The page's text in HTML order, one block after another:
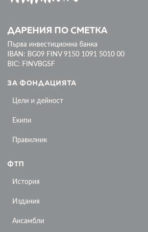
ДАРЕНИЯ ПО СМЕТКА
Първа инвестиционна банка
IBAN: BG09 FINV 9150 1091 5010 00
BIC: FINVBGSF
ЗА ФОНДАЦИЯТА
Цели и дейност
Екипи
Правилник
ФТП
История
Издания
Ансамбли